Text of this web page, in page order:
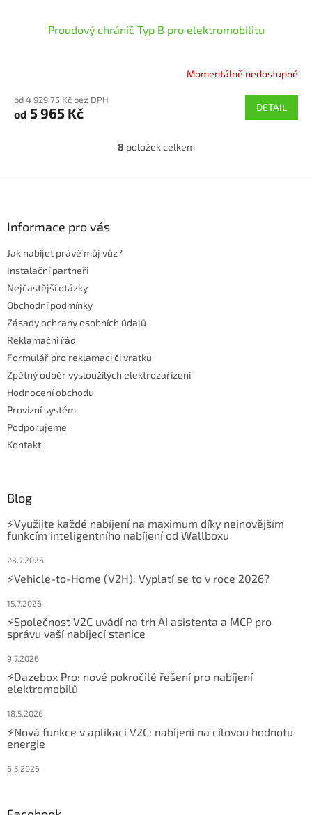
Proudový chránič Typ B pro elektromobilitu
produktu
je
Momentálně nedostupné
od 4 929,75 Kč bez DPH
od 5 965 Kč DETAIL
O
l
s
8 položek celkem
Informace pro vás
Jak nabíjet právě můj vůz?
Instalační partneři
Nejčastější otázky
Obchodní podmínky
Zásady ochrany osobních údajů
Reklamační řád
Formulář pro reklamaci či vratku
Zpětný odběr vysloužilých elektrozařízení
Hodnocení obchodu
Provizní systém
Podporujeme
Kontakt
Blog
⚡Využijte každé nabíjení na maximum díky nejnovějším
funkcím inteligentního nabíjení od Wallboxu
23.7.2026
⚡Vehicle-to-Home (V2H): Vyplatí se to v roce 2026?
15.7.2026
⚡Společnost V2C uvádí na trh AI asistenta a MCP pro
správu vaší nabíjecí stanice
9.7.2026
⚡Dazebox Pro: nové pokročilé řešení pro nabíjení
elektromobilů
18.5.2026
⚡Nová funkce v aplikaci V2C: nabíjení na cílovou hodnotu
energie
6.5.2026